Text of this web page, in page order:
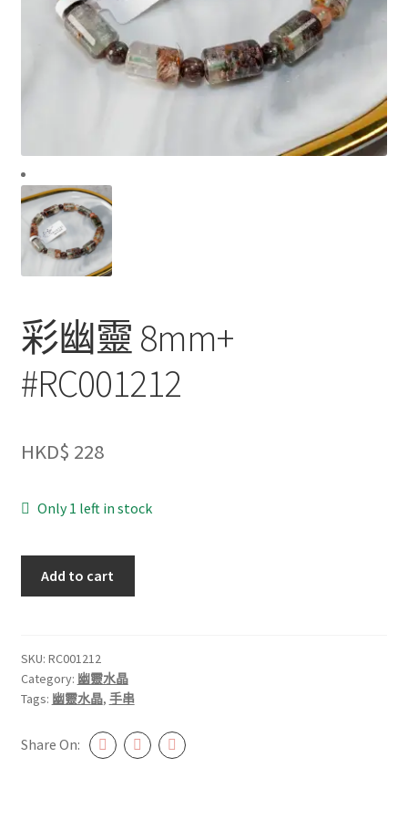
彩幽靈 8mm+
#RC001212
HKD$ 228
Only 1 left in stock
#RC001212
quantity
Add to cart
SKU: RC001212
Category: 幽靈水晶
Tags: 幽靈水晶, 手串
Share On: